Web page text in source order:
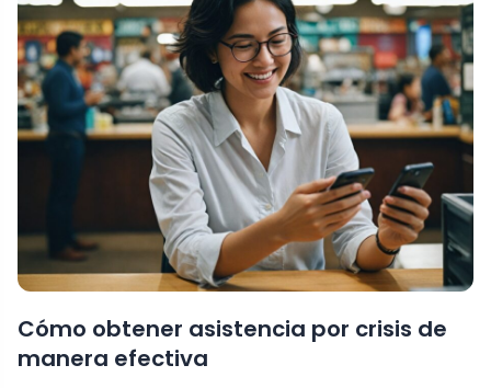
Cómo obtener asistencia por crisis de
manera efectiva